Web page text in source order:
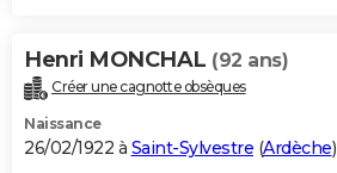
Henri MONCHAL (92 ans)
Créer une cagnotte obsèques
Naissance
26/02/1922 à Saint-Sylvestre (Ardèche)